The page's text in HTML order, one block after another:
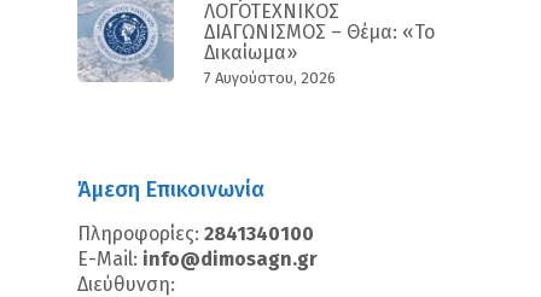
ΛΟΓΟΤΕΧΝΙΚΟΣ
ΔΙΑΓΩΝΙΣΜΟΣ – Θέμα: «Το
Δικαίωμα»
7 Αυγούστου, 2026
Άμεση Επικοινωνία
Πληροφορίες: 2841340100
E-Mail: info@dimosagn.gr
Διεύθυνση: